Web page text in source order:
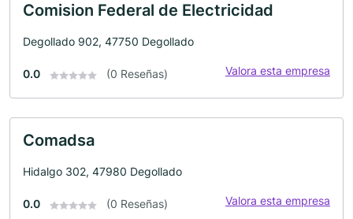
Comision Federal de Electricidad
Degollado 902, 47750 Degollado
0.0 (0 Reseñas) Valora esta empresa
Comadsa
Hidalgo 302, 47980 Degollado
0.0 (0 Reseñas) Valora esta empresa